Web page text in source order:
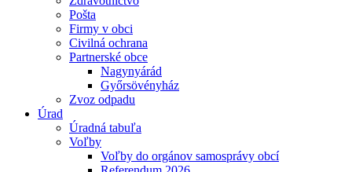
Pošta
Firmy v obci
Civilná ochrana
Partnerské obce
Nagynyárád
Győrsövényház
Zvoz odpadu
Úrad
Úradná tabuľa
Voľby
Voľby do orgánov samosprávy obcí